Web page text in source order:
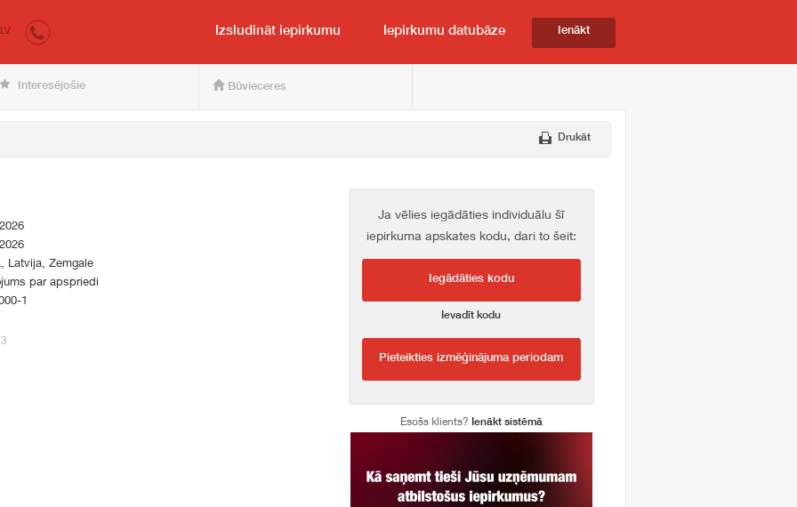
pircējam un pārdevējam
LV Izsludināt iepirkumu Iepirkumu datubāze Ienākt
Interesējošie Būvieceres
Drukāt
Latvija, Zemgale
par apspriedi
1
Ja vēlies iegādāties individuālu šī
iepirkuma apskates kodu, dari to šeit:
Iegādāties kodu
Ievadīt kodu
Pieteikties izmēģinājuma periodam
Esošs klients? Ienākt sistēmā